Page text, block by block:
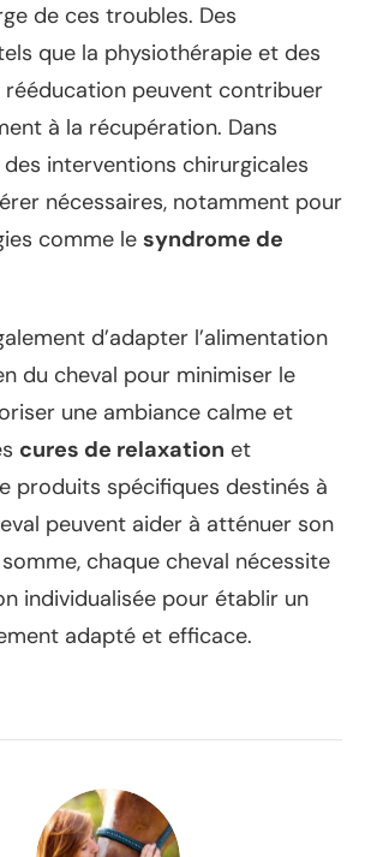
de ces troubles. Des
que la physiothérapie et des
rééducation peuvent contribuer
à la récupération. Dans
interventions chirurgicales
nécessaires, notamment pour
comme le syndrome de
d’adapter l’alimentation
du cheval pour minimiser le
une ambiance calme et
cures de relaxation et
produits spécifiques destinés à
peuvent aider à atténuer son
chaque cheval nécessite
individualisée pour établir un
adapté et efficace.